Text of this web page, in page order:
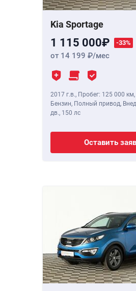
Kia Sportage
1 115 000 -33%
от 14 199 /мес
2017 г.в., Пробег: 125 000 км
Бензин, Полный привод,
дв., 150 лс
Оставить